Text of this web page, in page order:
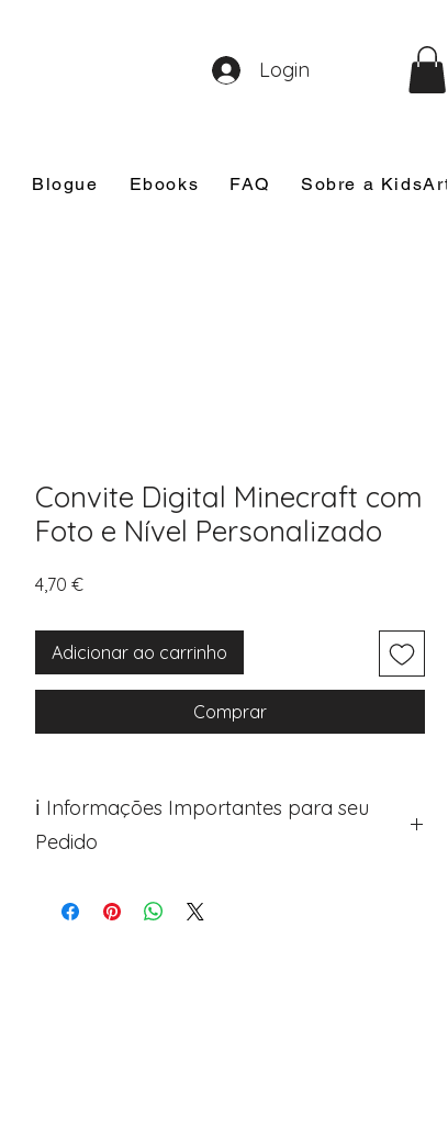
Blogue Ebooks FAQ Sobre a KidsArt
Login
Convite Digital Minecraft com
Foto e Nível Personalizado
4,70 €Preço
Adicionar ao carrinho
Comprar
ℹ️ Informações Importantes para seu
Pedido
Avance para a página de checkout (próximo passo